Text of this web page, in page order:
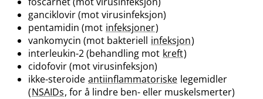
ganciklovir (mot virusinfeksjon)
pentamidin (mot infeksjoner)
vankomycin (mot bakteriell infeksjon)
interleukin-2 (behandling mot kreft)
cidofovir (mot virusinfeksjon)
ikke-steroide antiinflammatoriske legemidler
(NSAIDs, for å lindre ben- eller muskelsmerter)